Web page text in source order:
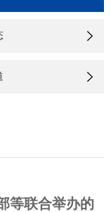
等联合举办的